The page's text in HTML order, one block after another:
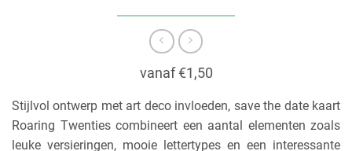
vanaf €1,50
Stijlvol ontwerp met art deco invloeden, save the date kaart
Roaring Twenties combineert een aantal elementen zoals
leuke versieringen, mooie lettertypes en een interessante